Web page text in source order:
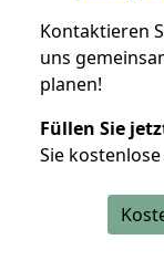
Kontaktieren
uns
planen!
Füllen Sie
Sie